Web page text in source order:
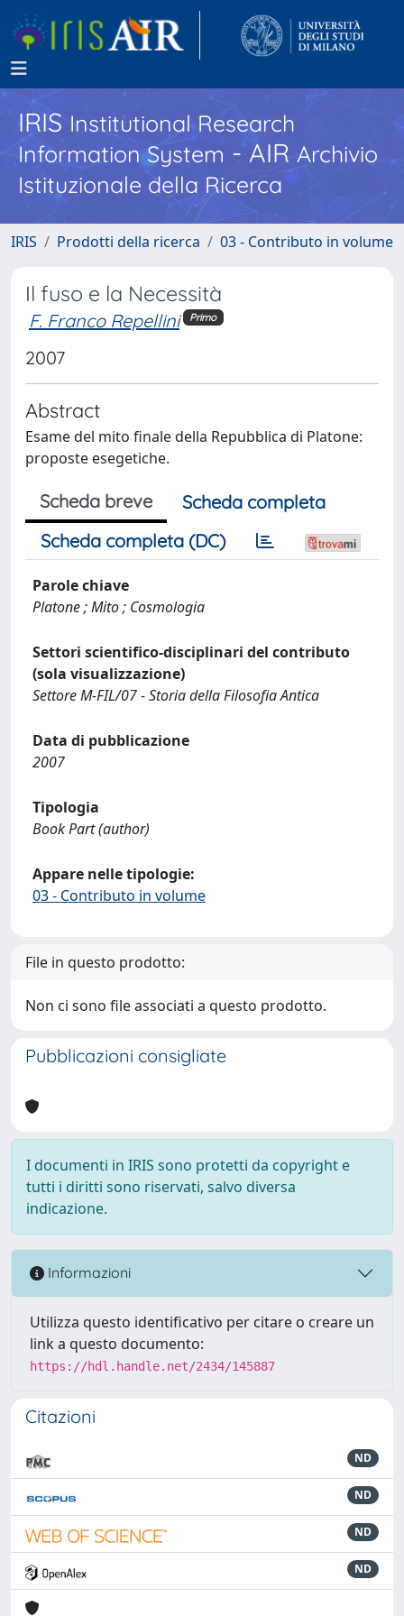
IRISInstitutional Research
Information System - AIR Archivio
Istituzionale della Ricerca
IRIS Prodotti della ricerca 03 - Contributo in volume
Il fuso e la Necessità
F. Franco Repellini Primo
2007
Abstract
Esame del mito finale della Repubblica di Platone:
proposte esegetiche.
Scheda breve
Scheda completa
Scheda completa (DC)
Parole chiave
Platone ; Mito ; Cosmologia
Settori scientifico-disciplinari del contributo
(sola visualizzazione)
Settore M-FIL/07 - Storia della Filosofia Antica
Data di pubblicazione
2007
Tipologia
Book Part (author)
Appare nelle tipologie:
03 - Contributo in volume
File in questo prodotto:
Non ci sono file associati a questo prodotto.
Pubblicazioni consigliate
I documenti in IRIS sono protetti da copyright e
tutti i diritti sono riservati, salvo diversa
indicazione.
Informazioni
Utilizza questo identificativo per citare o creare un
link a questo documento:
https://hdl.handle.net/2434/145887
Citazioni
ND
ND
ND
ND